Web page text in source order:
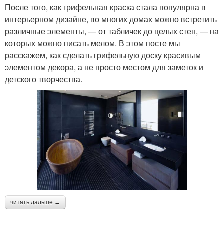
После того, как грифельная краска стала популярна в
интерьерном дизайне, во многих домах можно встретить
различные элементы, — от табличек до целых стен, — на
которых можно писать мелом. В этом посте мы
расскажем, как сделать грифельную доску красивым
элементом декора, а не просто местом для заметок и
детского творчества.
читать дальше →